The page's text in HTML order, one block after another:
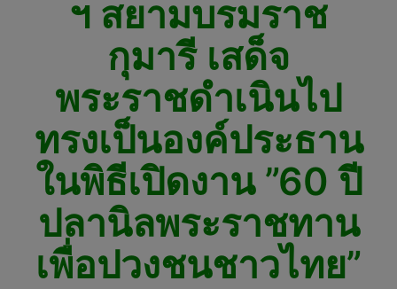
ฯ สยามบรมราช
กุมารี เสด็จ
พระราชดำเนินไป
ทรงเป็นองค์ประธาน
ในพิธีเปิดงาน ”60 ปี
ปลานิลพระราชทาน
เพื่อปวงชนชาวไทย”